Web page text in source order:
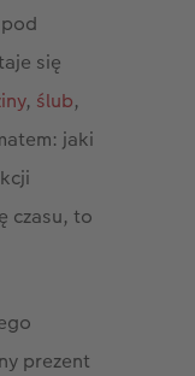
się
, ślub,
jaki
czasu, to
prezent